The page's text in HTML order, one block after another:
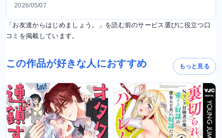
2026/05/07
「お友達からはじめましょう。」を読む前のサービス選びに役立つ口
コミを掲載しています。
この作品が好きな人におすすめ もっと見る